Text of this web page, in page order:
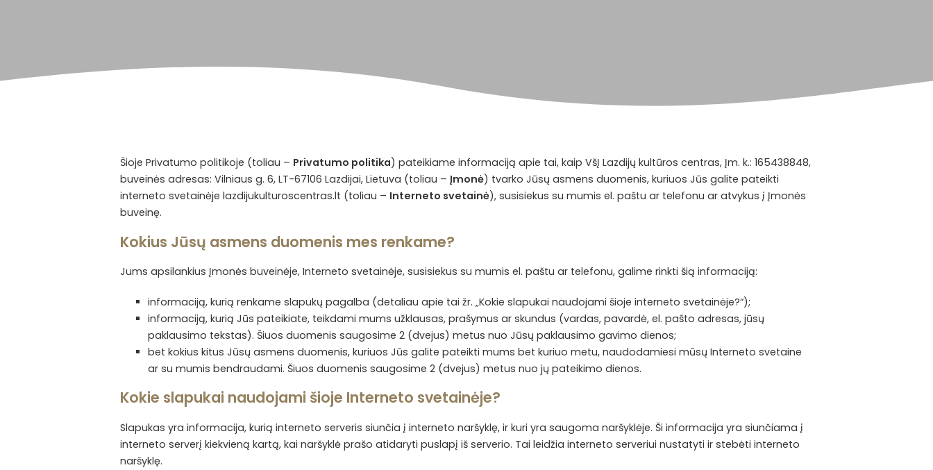
Šioje Privatumo politikoje (toliau – Privatumo politika) pateikiame informaciją apie tai, kaip VšĮ Lazdijų kultūros centras, Įm. k.: 165438848,
buveinės adresas: Vilniaus g. 6, LT-67106 Lazdijai, Lietuva (toliau – Įmonė) tvarko Jūsų asmens duomenis, kuriuos Jūs galite pateikti
interneto svetainėje lazdijukulturoscentras.lt (toliau – Interneto svetainė), susisiekus su mumis el. paštu ar telefonu ar atvykus į Įmonės
buveinę.
Kokius Jūsų asmens duomenis mes renkame?
Jums apsilankius Įmonės buveinėje, Interneto svetainėje, susisiekus su mumis el. paštu ar telefonu, galime rinkti šią informaciją:
informaciją, kurią renkame slapukų pagalba (detaliau apie tai žr. „Kokie slapukai naudojami šioje interneto svetainėje?“);
informaciją, kurią Jūs pateikiate, teikdami mums užklausas, prašymus ar skundus (vardas, pavardė, el. pašto adresas, jūsų
paklausimo tekstas). Šiuos duomenis saugosime 2 (dvejus) metus nuo Jūsų paklausimo gavimo dienos;
bet kokius kitus Jūsų asmens duomenis, kuriuos Jūs galite pateikti mums bet kuriuo metu, naudodamiesi mūsų Interneto svetaine
ar su mumis bendraudami. Šiuos duomenis saugosime 2 (dvejus) metus nuo jų pateikimo dienos.
Kokie slapukai naudojami šioje Interneto svetainėje?
Slapukas yra informacija, kurią interneto serveris siunčia į interneto naršyklę, ir kuri yra saugoma naršyklėje. Ši informacija yra siunčiama į
interneto serverį kiekvieną kartą, kai naršyklė prašo atidaryti puslapį iš serverio. Tai leidžia interneto serveriui nustatyti ir stebėti interneto
naršyklę.